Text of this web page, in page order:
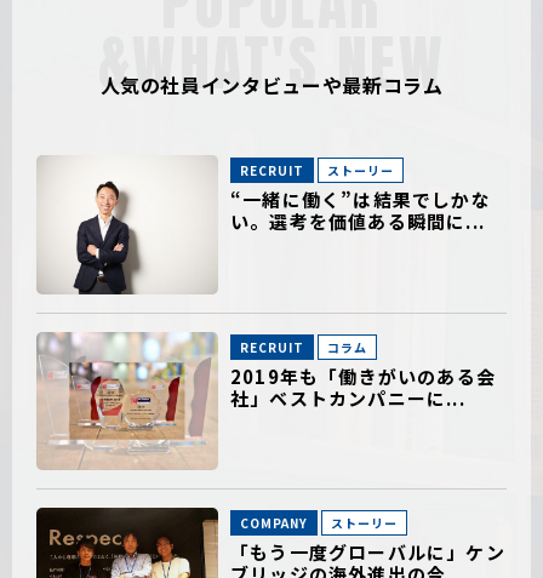
&WHAT'S NEW
人気の社員インタビューや最新コラム
RECRUIT ストーリー
“一緒に働く”は結果でしかな
い。選考を価値ある瞬間に...
RECRUIT コラム
2019年も「働きがいのある会
社」ベストカンパニーに...
COMPANY ストーリー
「もう一度グローバルに」ケン